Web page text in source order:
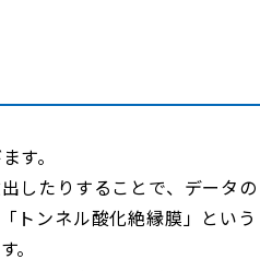
す。
したりすることで、データの
トンネル酸化絶縁膜」という
。